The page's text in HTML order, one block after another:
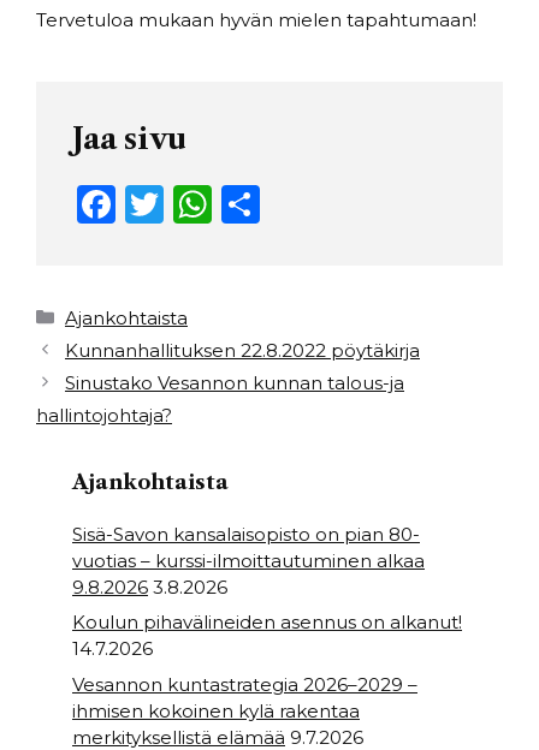
Tervetuloa mukaan hyvän mielen tapahtumaan!
Jaa sivu
F
e
b
o
o
k
T
t
e
r
W
A
p
Kategoriat
Ajankohtaista
Kunnanhallituksen 22.8.2022 pöytäkirja
Sinustako Vesannon kunnan talous-ja
hallintojohtaja?
Ajankohtaista
Sisä-Savon kansalaisopisto on pian 80-
vuotias – kurssi-ilmoittautuminen alkaa
9.8.2026 3.8.2026
Koulun pihavälineiden asennus on alkanut!
14.7.2026
Vesannon kuntastrategia 2026–2029 –
ihmisen kokoinen kylä rakentaa
merkityksellistä elämää 9.7.2026